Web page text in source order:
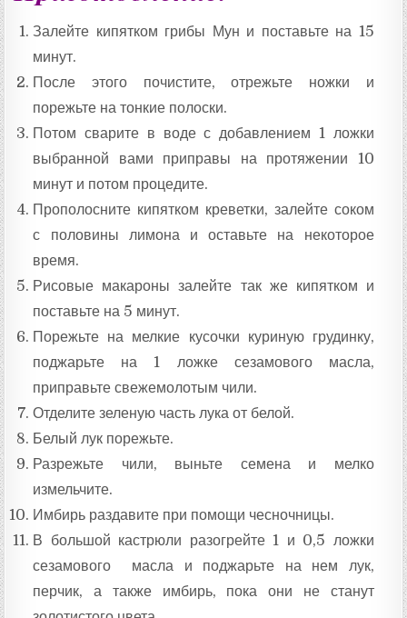
Залейте кипятком грибы Мун и поставьте на 15
минут.
После этого почистите, отрежьте ножки и
порежьте на тонкие полоски.
Потом сварите в воде с добавлением 1 ложки
выбранной вами приправы на протяжении 10
минут и потом процедите.
Прополосните кипятком креветки, залейте соком
с половины лимона и оставьте на некоторое
время.
Рисовые макароны залейте так же кипятком и
поставьте на 5 минут.
Порежьте на мелкие кусочки куриную грудинку,
поджарьте на 1 ложке сезамового масла,
приправьте свежемолотым чили.
Отделите зеленую часть лука от белой.
Белый лук порежьте.
Разрежьте чили, выньте семена и мелко
измельчите.
Имбирь раздавите при помощи чесночницы.
В большой кастрюли разогрейте 1 и 0,5 ложки
сезамового масла и поджарьте на нем лук,
перчик, а также имбирь, пока они не станут